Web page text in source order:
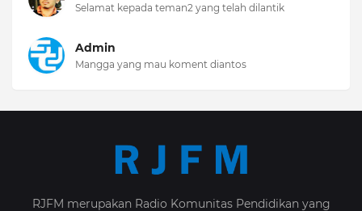
Selamat kepada teman2 yang telah dilantik
Admin
Mangga yang mau koment diantos
RJFM merupakan Radio Komunitas Pendidikan yang